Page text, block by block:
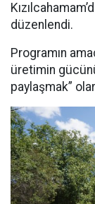
düzenlendi.
Programın
üretimin
paylaşmak”